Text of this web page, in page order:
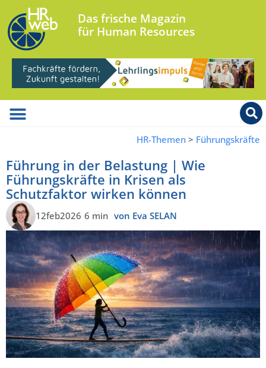
Das frische Magazin
für Human Resources
HR-Themen > Führungskräfte
Führung in der Belastung | Wie
Führungskräfte in Krisen als
Schutzfaktor wirken können
12feb2026 6 min von Eva SELAN